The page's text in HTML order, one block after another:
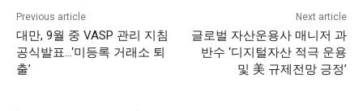
Previous article
대만, 9월 중 VASP 관리 지침
공식발표…‘미등록 거래소 퇴
출’
Next article
글로벌 자산운용사 매니저 과
반수 ‘디지털자산 적극 운용
및 美 규제전망 긍정’